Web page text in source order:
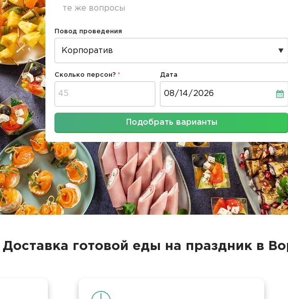
те же вопросы
Повод проведения
Сколько персон? Дата
Подобрать варианты
Доставка готовой еды на праздник в